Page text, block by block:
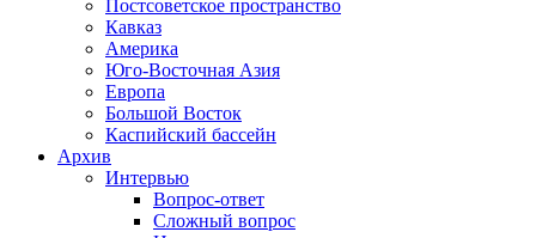
Постсоветское пространство
Кавказ
Америка
Юго-Восточная Азия
Европа
Большой Восток
Каспийский бассейн
Архив
Интервью
Вопрос-ответ
Сложный вопрос